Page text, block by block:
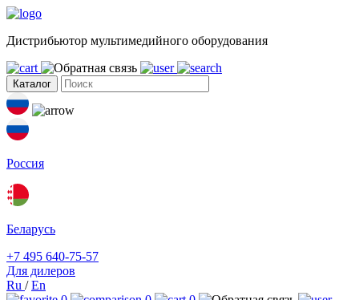
Дистрибьютор мультимедийного оборудования
Каталог
Россия
Беларусь
+7 495 640-75-57
Для дилеров
Ru /En